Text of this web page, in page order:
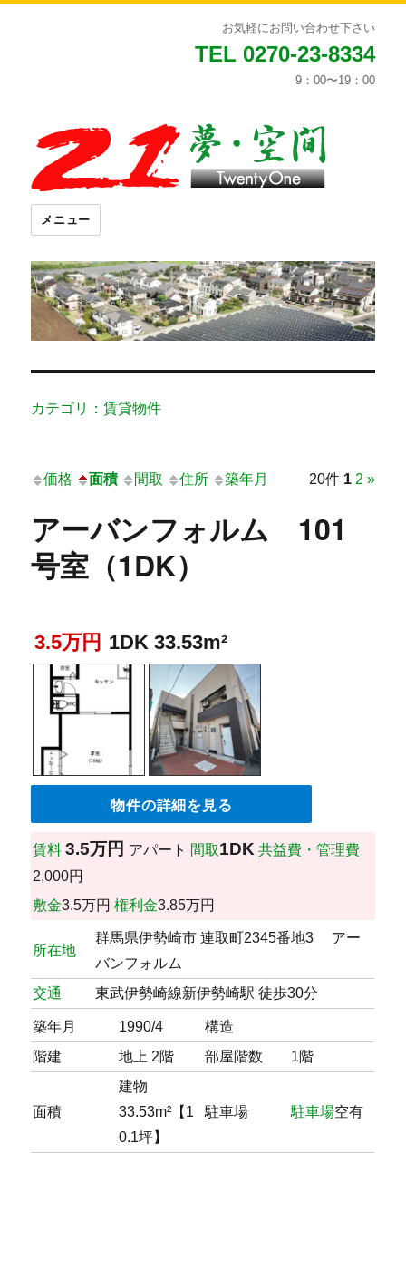
お気軽にお問い合わせ下さい
TEL 0270-23-8334
9：00〜19：00
メニュー
カテゴリ：賃貸物件
価格 面積 間取 住所 築年月 20件 1 2 »
アーバンフォルム 101
号室（1DK）
3.5万円 1DK 33.53m²
物件の詳細を見る
賃料 3.5万円 アパート 間取1DK 共益費・管理費
2,000円
敷金3.5万円 権利金3.85万円
所在地
群馬県伊勢崎市 連取町2345番地3 アー
バンフォルム
交通
東武伊勢崎線新伊勢崎駅 徒歩30分
築年月 1990/4
構造
階建
地上 2階 部屋階数 1階
面積
建物
33.53m²【1
0.1坪】
駐車場 駐車場空有